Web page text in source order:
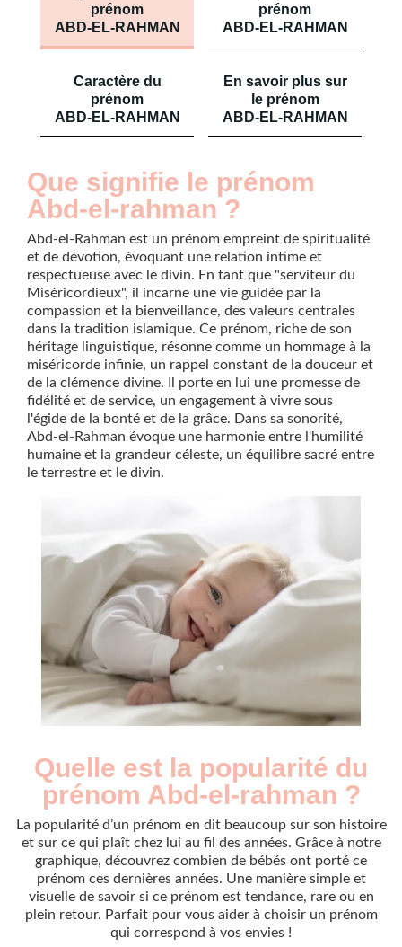
prénom
ABD-EL-RAHMAN
prénom
ABD-EL-RAHMAN
Caractère du
prénom
ABD-EL-RAHMAN
En savoir plus sur
le prénom
ABD-EL-RAHMAN
Que signifie le prénom
Abd-el-rahman ?
Abd-el-Rahman est un prénom empreint de spiritualité
et de dévotion, évoquant une relation intime et
respectueuse avec le divin. En tant que "serviteur du
Miséricordieux", il incarne une vie guidée par la
compassion et la bienveillance, des valeurs centrales
dans la tradition islamique. Ce prénom, riche de son
héritage linguistique, résonne comme un hommage à la
miséricorde infinie, un rappel constant de la douceur et
de la clémence divine. Il porte en lui une promesse de
fidélité et de service, un engagement à vivre sous
l'égide de la bonté et de la grâce. Dans sa sonorité,
Abd-el-Rahman évoque une harmonie entre l'humilité
humaine et la grandeur céleste, un équilibre sacré entre
le terrestre et le divin.
Quelle est la popularité du
prénom Abd-el-rahman ?
La popularité d’un prénom en dit beaucoup sur son histoire
et sur ce qui plaît chez lui au fil des années. Grâce à notre
graphique, découvrez combien de bébés ont porté ce
prénom ces dernières années. Une manière simple et
visuelle de savoir si ce prénom est tendance, rare ou en
plein retour. Parfait pour vous aider à choisir un prénom
qui correspond à vos envies !
Popularité du
prénom Abd-el-
rahman par année
Année
Nouveaux-
nés
5